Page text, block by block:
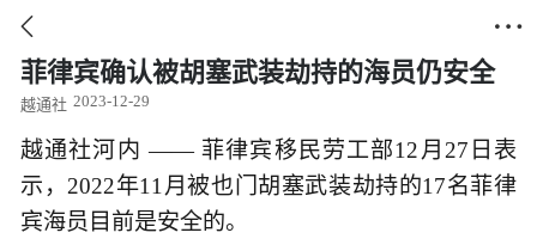
 
菲律宾确认被胡塞武装劫持的海员仍安全
越通社 2023-12-29
越通社河内 —— 菲律宾移民劳工部12月27日表
示，2022年11月被也门胡塞武装劫持的17名菲律
宾海员目前是安全的。